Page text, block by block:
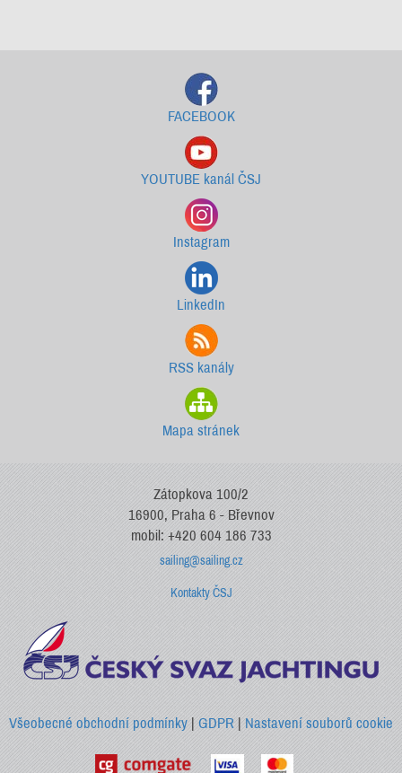
FACEBOOK
YOUTUBE kanál ČSJ
Instagram
LinkedIn
RSS kanály
Mapa stránek
Zátopkova 100/2
16900, Praha 6 - Břevnov
mobil: +420 604 186 733
sailing@sailing.cz
Kontakty ČSJ
Všeobecné obchodní podmínky| GDPR |Nastavení souborů cookie